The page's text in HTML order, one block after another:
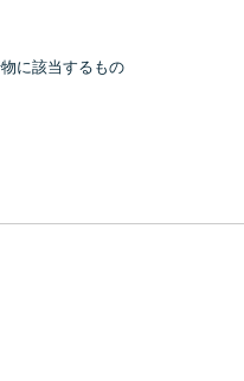
に該当するもの